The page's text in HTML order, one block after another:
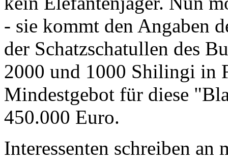
- sie kommt den Angaben
der Schatzschatullen des
2000 und 1000 Shilingi in
Mindestgebot für diese
450.000 Euro.
Interessenten schreiben